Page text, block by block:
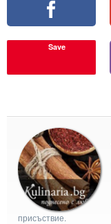
Save
присъствие.